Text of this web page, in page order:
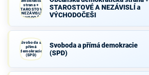
strana +
STAROSTOVÉ
A NEZÁVISLÍ a
VÝCHODOČEŠI
STAROSTOVÉ A NEZÁVISLÍ a
VÝCHODOČEŠI
Svoboda a
přímá
demokracie
(SPD)
Svoboda a přímá demokracie
(SPD)